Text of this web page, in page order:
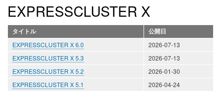
動
く
EXPRESSCLUSTER X
タイトル
公開日
EXPRESSCLUSTER X 6.0
2026-07-13
EXPRESSCLUSTER X 5.3
2026-07-13
EXPRESSCLUSTER X 5.2
2026-01-30
EXPRESSCLUSTER X 5.1
2026-04-24